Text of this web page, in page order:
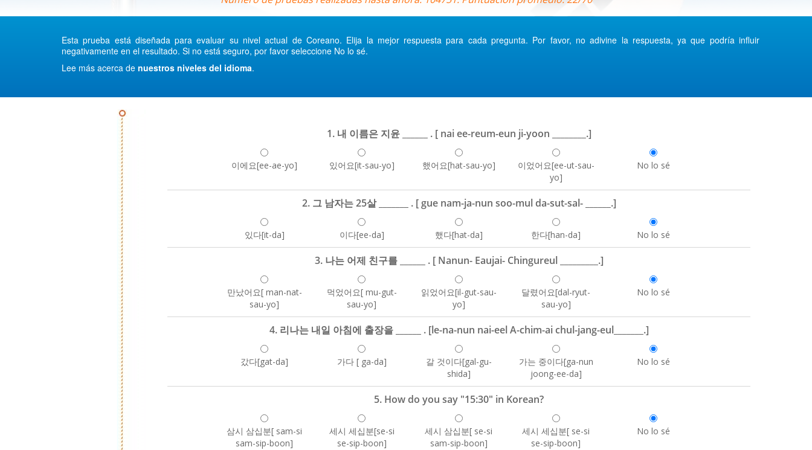
Esta prueba está diseñada para evaluar su nivel actual de Coreano. Elija la mejor respuesta para cada pregunta. Por favor, no adivine la respuesta, ya que podría influir
negativamente en el resultado. Si no está seguro, por favor seleccione No lo sé.
Lee más acerca de nuestros niveles del idioma.
1. 내 이름은 지윤 ______ . [ nai ee-reum-eun ji-yoon ________.]
이에요[ee-ae-yo] 있어요[it-sau-yo] 했어요[hat-sau-yo]
이었어요[ee-ut-sau-
yo]
No lo sé
2. 그 남자는 25살 _______ . [ gue nam-ja-nun soo-mul da-sut-sal- ______.]
있다[it-da] 이다[ee-da] 했다[hat-da] 한다[han-da] No lo sé
3. 나는 어제 친구를 ______ . [ Nanun- Eaujai- Chingureul _________.]
만났어요[ man-nat-
sau-yo]
먹었어요[ mu-gut-
sau-yo]
읽었어요[il-gut-sau-
yo]
달렸어요[dal-ryut-
sau-yo]
No lo sé
4. 리나는 내일 아침에 출장을 ______ . [le-na-nun nai-eel A-chim-ai chul-jang-eul_______.]
갔다[gat-da] 가다 [ ga-da]
갈 것이다[gal-gu-
shida]
가는 중이다[ga-nun
joong-ee-da]
No lo sé
5. How do you say "15:30" in Korean?
삼시 삼십분[ sam-si
sam-sip-boon]
세시 세십분[se-si
se-sip-boon]
세시 삼십분[ se-si
sam-sip-boon]
세시 세십분[ se-si
se-sip-boon]
No lo sé